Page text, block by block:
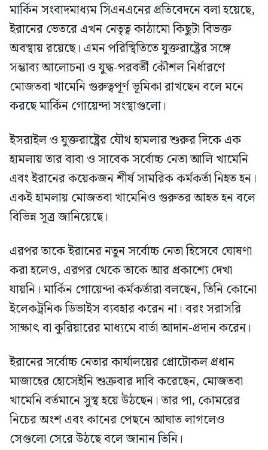
মার্কিন সংবাদমাধ্যম সিএনএনের প্রতিবেদনে বলা হয়েছে,
ইরানের ভেতরে এখন নেতৃত্ব কাঠামো কিছুটা বিভক্ত
অবস্থায় রয়েছে। এমন পরিস্থিতিতে যুক্তরাষ্ট্রের সঙ্গে
সম্ভাব্য আলোচনা ও যুদ্ধ-পরবর্তী কৌশল নির্ধারণে
মোজতবা খামেনি গুরুত্বপূর্ণ ভূমিকা রাখছেন বলে মনে
করছে মার্কিন গোয়েন্দা সংস্থাগুলো।
ইসরাইল ও যুক্তরাষ্ট্রের যৌথ হামলার শুরুর দিকে এক
হামলায় তার বাবা ও সাবেক সর্বোচ্চ নেতা আলি খামেনি
এবং ইরানের কয়েকজন শীর্ষ সামরিক কর্মকর্তা নিহত হন।
একই হামলায় মোজতবা খামেনিও গুরুতর আহত হন বলে
বিভিন্ন সূত্র জানিয়েছে।
এরপর তাকে ইরানের নতুন সর্বোচ্চ নেতা হিসেবে ঘোষণা
করা হলেও, এরপর থেকে তাকে আর প্রকাশ্যে দেখা
যায়নি। মার্কিন গোয়েন্দা কর্মকর্তারা বলছেন, তিনি কোনো
ইলেকট্রনিক ডিভাইস ব্যবহার করেন না। বরং সরাসরি
সাক্ষাৎ বা কুরিয়ারের মাধ্যমে বার্তা আদান-প্রদান করেন।
ইরানের সর্বোচ্চ নেতার কার্যালয়ের প্রোটোকল প্রধান
মাজাহের হোসেইনি শুক্রবার দাবি করেছেন, মোজতবা
খামেনি বর্তমানে সুস্থ হয়ে উঠছেন। তার পা, কোমরের
নিচের অংশ এবং কানের পেছনে আঘাত লাগলেও
সেগুলো সেরে উঠছে বলে জানান তিনি।